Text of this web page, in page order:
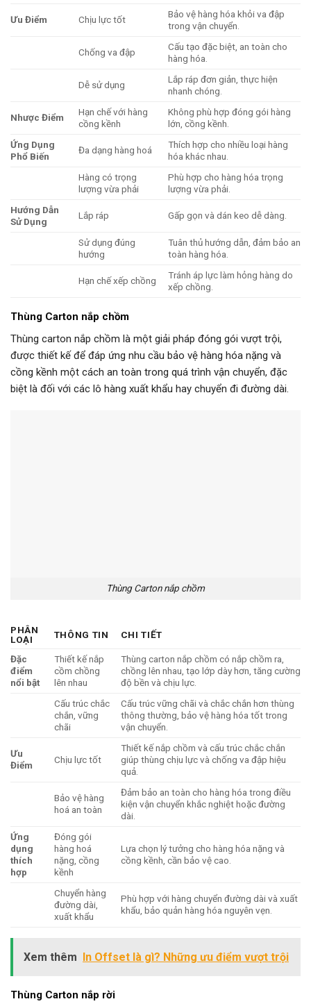
Ưu Điểm Chịu lực tốt
Bảo vệ hàng hóa khỏi va đập
trong vận chuyển.
Chống va đập
Cấu tạo đặc biệt, an toàn cho
hàng hóa.
Dễ sử dụng
Lắp ráp đơn giản, thực hiện
nhanh chóng.
Nhược Điểm
Hạn chế với hàng
cồng kềnh
Không phù hợp đóng gói hàng
lớn, cồng kềnh.
Ứng Dụng
Phổ Biến
Đa dạng hàng hoá
Thích hợp cho nhiều loại hàng
hóa khác nhau.
Hàng có trọng
lượng vừa phải
Phù hợp cho hàng hóa trọng
lượng vừa phải.
Hướng Dẫn
Sử Dụng
Lắp ráp Gấp gọn và dán keo dễ dàng.
Sử dụng đúng
hướng
Tuân thủ hướng dẫn, đảm bảo an
toàn hàng hóa.
Hạn chế xếp chồng
Tránh áp lực làm hỏng hàng do
xếp chồng.
Thùng Carton nắp chồm
Thùng carton nắp chồm là một giải pháp đóng gói vượt trội,
được thiết kế để đáp ứng nhu cầu bảo vệ hàng hóa nặng và
cồng kềnh một cách an toàn trong quá trình vận chuyển, đặc
biệt là đối với các lô hàng xuất khẩu hay chuyển đi đường dài.
Thùng Carton nắp chồm
PHÂN
LOẠI
THÔNG TIN CHI TIẾT
Đặc
điểm
nổi bật
Thiết kế nắp
cồm chồng
lên nhau
Thùng carton nắp chồm có nắp chồm ra,
chồng lên nhau, tạo lớp dày hơn, tăng cường
độ bền và chịu lực.
Cấu trúc chắc
chắn, vững
chãi
Cấu trúc vững chãi và chắc chắn hơn thùng
thông thường, bảo vệ hàng hóa tốt trong
vận chuyển.
Ưu
Điểm
Chịu lực tốt
Thiết kế nắp chồm và cấu trúc chắc chắn
giúp thùng chịu lực và chống va đập hiệu
quả.
Bảo vệ hàng
hoá an toàn
Đảm bảo an toàn cho hàng hóa trong điều
kiện vận chuyển khắc nghiệt hoặc đường
dài.
Ứng
dụng
thích
hợp
Đóng gói
hàng hoá
nặng, cồng
kềnh
Lựa chọn lý tưởng cho hàng hóa nặng và
cồng kềnh, cần bảo vệ cao.
Chuyển hàng
đường dài,
xuất khẩu
Phù hợp với hàng chuyển đường dài và xuất
khẩu, bảo quản hàng hóa nguyên vẹn.
Xem thêm In Offset là gì? Những ưu điểm vượt trội
Thùng Carton nắp rời